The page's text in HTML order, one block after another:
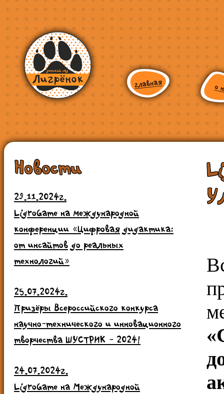
Новости
29.11.2024г.
LigroGame на международной
конференции «Цифровая дидактика:
от инсайтов до реальных
технологий»
25.07.2024г.
Призёры Всероссийского конкурса
научно-технического и инновационного
творчества ШУСТРИК - 2024!
24.07.2024г.
LigroGame на Международной